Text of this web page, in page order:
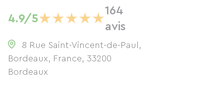
4.9/5★★★★★
164
avis
8 Rue Saint-Vincent-de-Paul,
Bordeaux, France, 33200
Bordeaux